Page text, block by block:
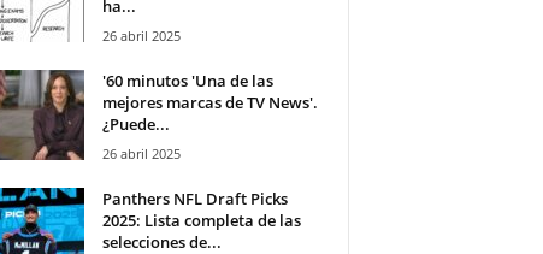
ha...
26 abril 2025
'60 minutos 'Una de las
mejores marcas de TV News'.
¿Puede...
26 abril 2025
Panthers NFL Draft Picks
2025: Lista completa de las
selecciones de...